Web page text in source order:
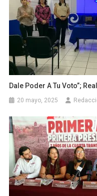
Dale Poder A Tu Voto”;
20 mayo, 2025